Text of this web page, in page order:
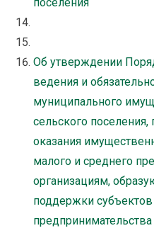
Об утверждении
ведения и
муниципального
сельского
оказания
малого и среднего
организациям,
поддержки
предпринимательства